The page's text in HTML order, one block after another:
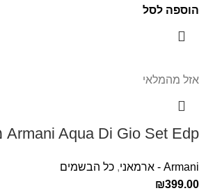
הוספה לסל
אזל מהמלאי
Armani Aqua Di Gio Set Edp מארז ארמני אקווה די דיאו לגבר
Armani - ארמאני , כל הבשמים
₪399.00